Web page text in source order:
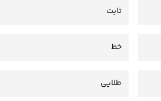
ثابت
خط
طلایی